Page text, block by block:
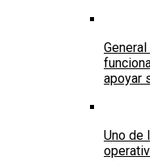
apoyar
Uno de